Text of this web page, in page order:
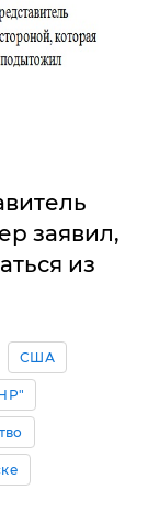
заявил,
из
США